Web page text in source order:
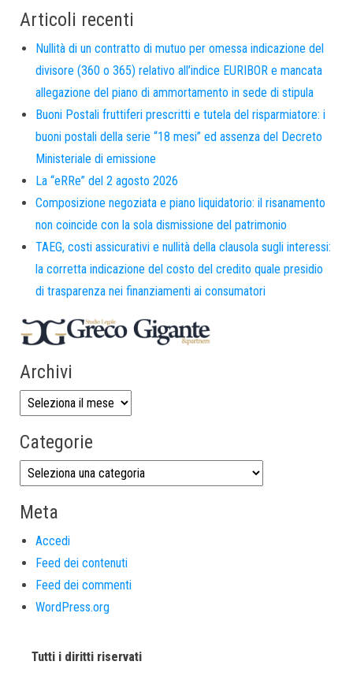
Articoli recenti
Nullità di un contratto di mutuo per omessa indicazione del
divisore (360 o 365) relativo all’indice EURIBOR e mancata
allegazione del piano di ammortamento in sede di stipula
Buoni Postali fruttiferi prescritti e tutela del risparmiatore: i
buoni postali della serie “18 mesi” ed assenza del Decreto
Ministeriale di emissione
La “eRRe” del 2 agosto 2026
Composizione negoziata e piano liquidatorio: il risanamento
non coincide con la sola dismissione del patrimonio
TAEG, costi assicurativi e nullità della clausola sugli interessi:
la corretta indicazione del costo del credito quale presidio
di trasparenza nei finanziamenti ai consumatori
Archivi
Categorie
Meta
Accedi
Feed dei contenuti
Feed dei commenti
WordPress.org
Tutti i diritti riservati